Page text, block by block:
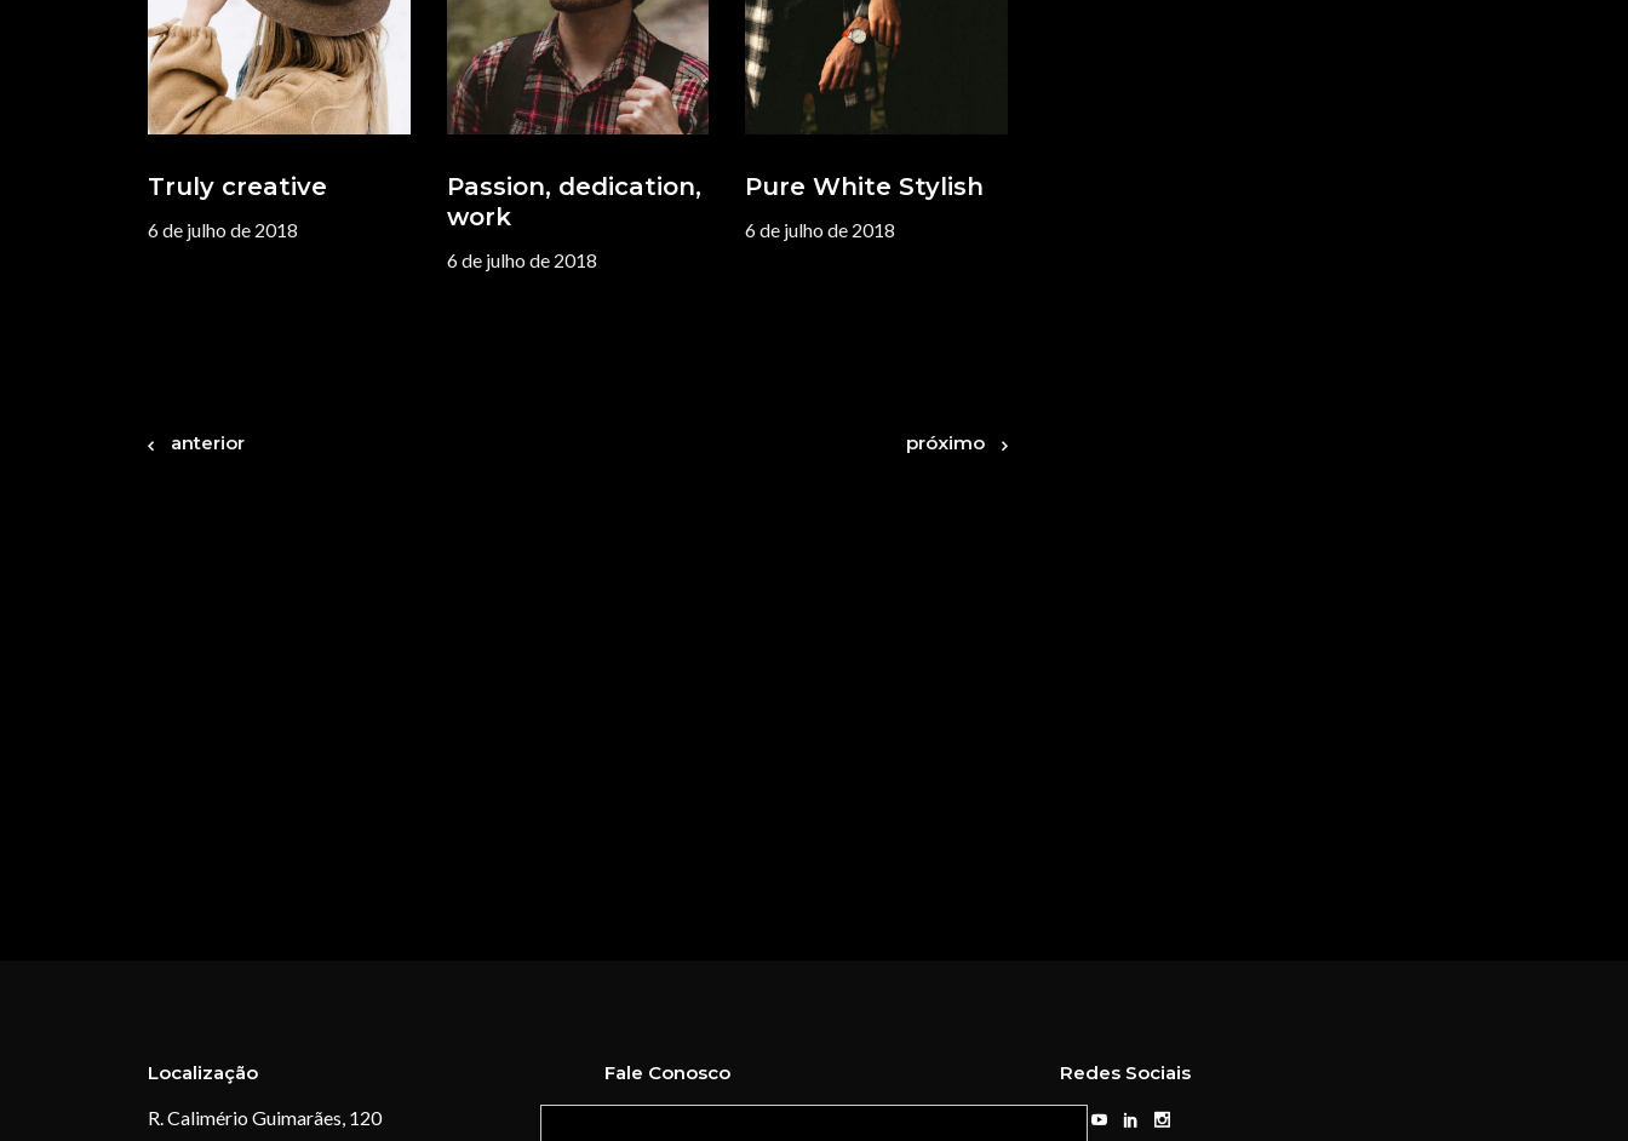
Truly creative
6 de julho de 2018
Passion, dedication,
work
6 de julho de 2018
Pure White Stylish
6 de julho de 2018
anterior próximo
Localização
R. Calimério Guimarães, 120
Fale Conosco
Redes Sociais